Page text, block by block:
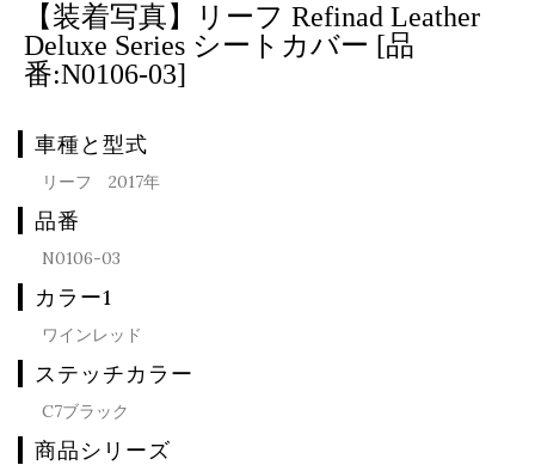
【装着写真】リーフ Refinad Leather
Deluxe Series シートカバー [品
番:N0106-03]
車種と型式
リーフ 2017年
品番
N0106-03
カラー1
ワインレッド
ステッチカラー
C7ブラック
商品シリーズ